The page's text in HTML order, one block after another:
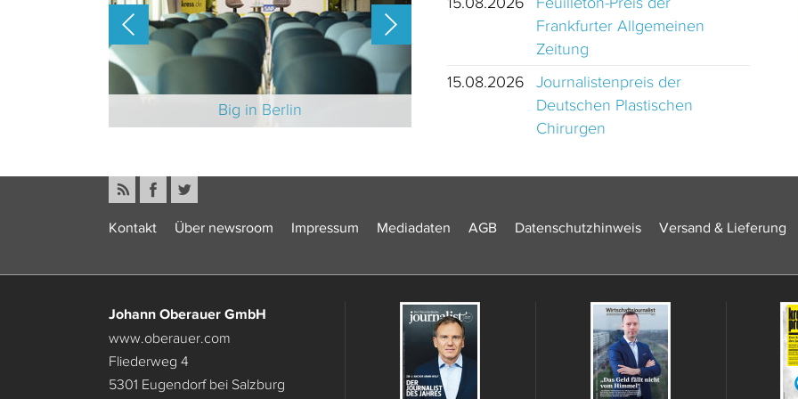
Big in Berlin
Frankfurter Allgemeinen
Zeitung
15.08.2026
Journalistenpreis der
Deutschen Plastischen
Chirurgen
Kontakt Über newsroom Impressum Mediadaten AGB Datenschutzhinweis Versand & Lieferung
Johann Oberauer GmbH
www.oberauer.com
Fliederweg 4
5301 Eugendorf bei Salzburg